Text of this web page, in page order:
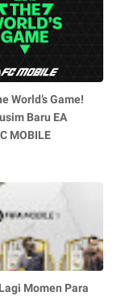
World’s Game!
Baru EA
MOBILE
Momen Para